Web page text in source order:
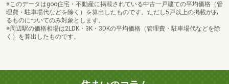
※このデータはgoo住宅・不動産に掲載されている中古一戸建ての平均価格（管
理費・駐車場代などを除く）を算出したものです。ただし5戸以上の掲載があ
るものについてのみ対象とします。
※周辺駅の価格相場は2LDK・3K・3DKの平均価格（管理費・駐車場代などを除
く）を算出したものです。